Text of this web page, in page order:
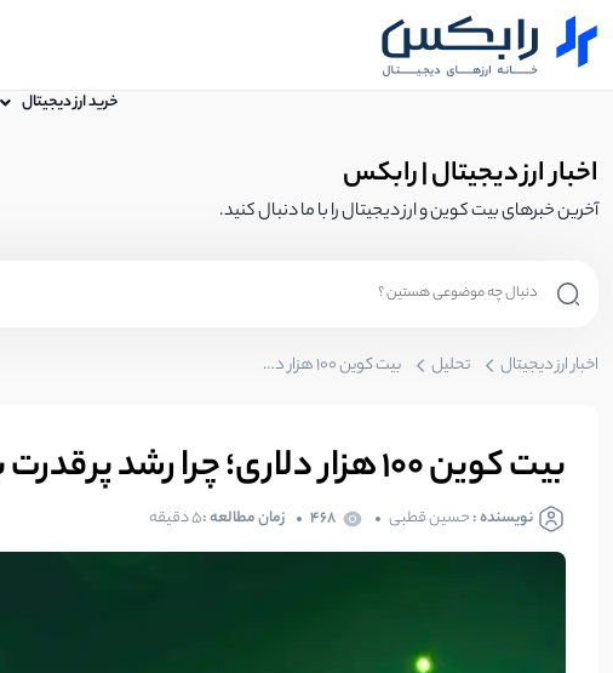
خرید ارز دیجیتال
اخبار ارز دیجیتال | رابکس
آخرین خبرهای بیت کوین و ارز دیجیتال را با ما دنبال کنید.
اخبار ارز دیجیتال تحلیل بیت کوین ۱۰۰ هزار دلاری؛ چرا رشد پرقدرت بیت کوین متوقف شد؟
بیت کوین ۱۰۰ هزار دلاری؛ چرا رشد پرقدرت بیت کوین متوقف شد؟
نویسنده :حسین قطبی 468 زمان مطالعه :5 دقیقه